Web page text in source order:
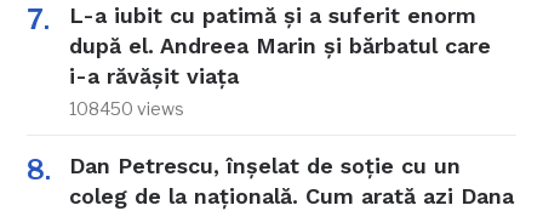
L-a iubit cu patimă și a suferit enorm
după el. Andreea Marin și bărbatul care
i-a răvășit viața
108450 views
Dan Petrescu, înșelat de soție cu un
coleg de la națională. Cum arată azi Dana